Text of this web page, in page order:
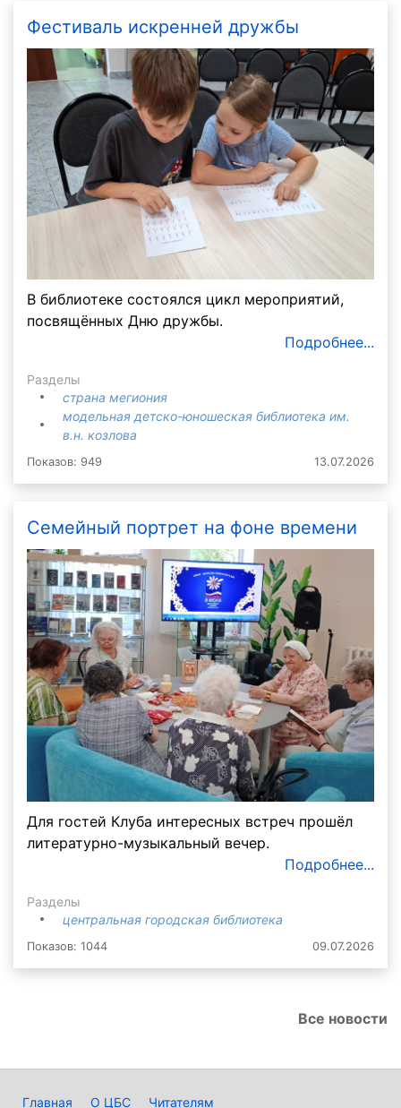
Фестиваль искренней дружбы
В библиотеке состоялся цикл мероприятий,
посвящённых Дню дружбы.
Подробнее...
Разделы
страна мегиония
модельная детско-юношеская библиотека им.
в.н. козлова
Показов: 949 13.07.2026
Семейный портрет на фоне времени
Для гостей Клуба интересных встреч прошёл
литературно-музыкальный вечер.
Подробнее...
Разделы
центральная городская библиотека
Показов: 1044 09.07.2026
Все новости
Главная О ЦБС Читателям